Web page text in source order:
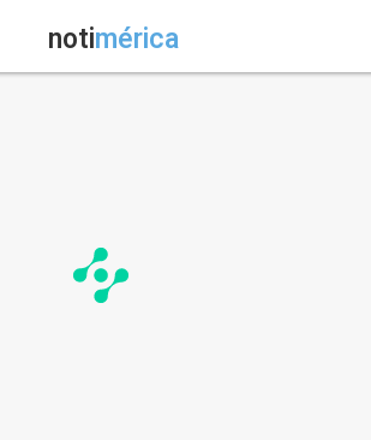
notimérica